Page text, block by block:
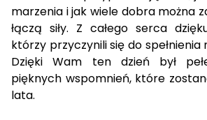
marzenia i jak wiele dobra można
łączą siły. Z całego serca
którzy przyczynili się do spełnienia
Dzięki Wam ten dzień był
pięknych wspomnień, które
lata.